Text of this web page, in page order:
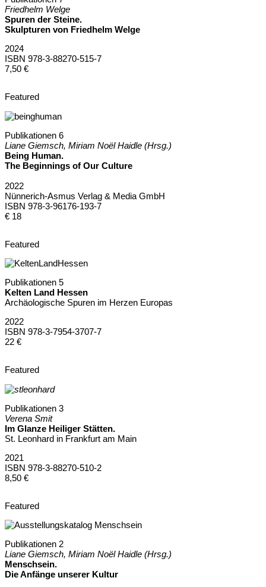
Friedhelm Welge
Spuren der Steine.
Skulpturen von Friedhelm Welge
2024
ISBN 978-3-88270-515-7
7,50 €
Featured
Publikationen 6
Liane Giemsch, Miriam Noël Haidle (Hrsg.)
Being Human.
The Beginnings of Our Culture
2022
Nünnerich-Asmus Verlag & Media GmbH
ISBN 978-3-96176-193-7
€ 18
Featured
Publikationen 5
Kelten Land Hessen
Archäologische Spuren im Herzen Europas
2022
ISBN 978-3-7954-3707-7
22 €
Featured
Publikationen 3
Verena Smit
Im Glanze Heiliger Stätten.
St. Leonhard in Frankfurt am Main
2021
ISBN 978-3-88270-510-2
8,50 €
Featured
Publikationen 2
Liane Giemsch, Miriam Noël Haidle (Hrsg.)
Menschsein.
Die Anfänge unserer Kultur